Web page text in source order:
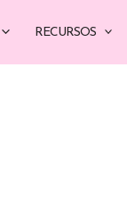
RECURSOS